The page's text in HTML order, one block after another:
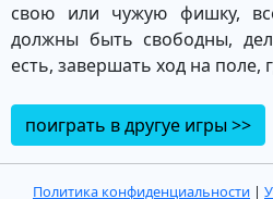
свою или чужую фишку,
должны быть свободны,
есть, завершать ход на поле,
поиграть в другуе игры >>
Политика конфиденциальности |